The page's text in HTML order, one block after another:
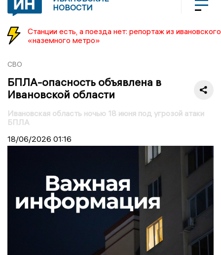
НОВОСТИ
Станции есть, а поезда нет: репортаж из ивановского
«наземного метро»
СВО
БПЛА-опасность объявлена в
Ивановской области
Ивановская область ночью 18 июня под угрозой атаки
БПЛА
18/06/2026 01:16